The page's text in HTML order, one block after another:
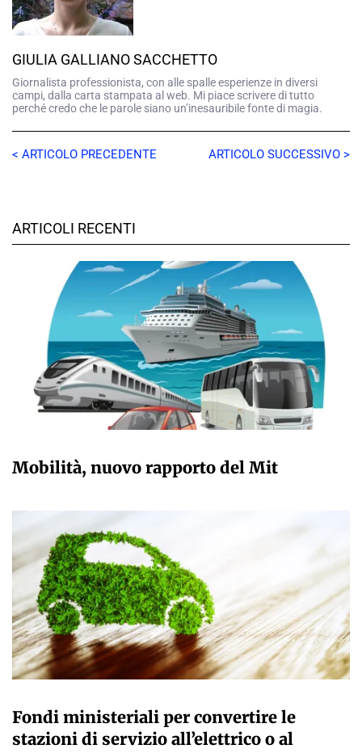
GIULIA GALLIANO SACCHETTO
Giornalista professionista, con alle spalle esperienze in diversi
campi, dalla carta stampata al web. Mi piace scrivere di tutto
perché credo che le parole siano un’inesauribile fonte di magia.
< ARTICOLO PRECEDENTE ARTICOLO SUCCESSIVO >
ARTICOLI RECENTI
Mobilità, nuovo rapporto del Mit
Fondi ministeriali per convertire le
stazioni di servizio all’elettrico o al